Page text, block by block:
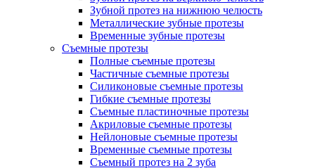
Зубной протез на нижнюю челюсть
Металлические зубные протезы
Временные зубные протезы
Съемные протезы
Полные съемные протезы
Частичные съемные протезы
Силиконовые съемные протезы
Гибкие съемные протезы
Съемные пластиночные протезы
Акриловые съемные протезы
Нейлоновые съемные протезы
Временные съемные протезы
Съемный протез на 2 зуба